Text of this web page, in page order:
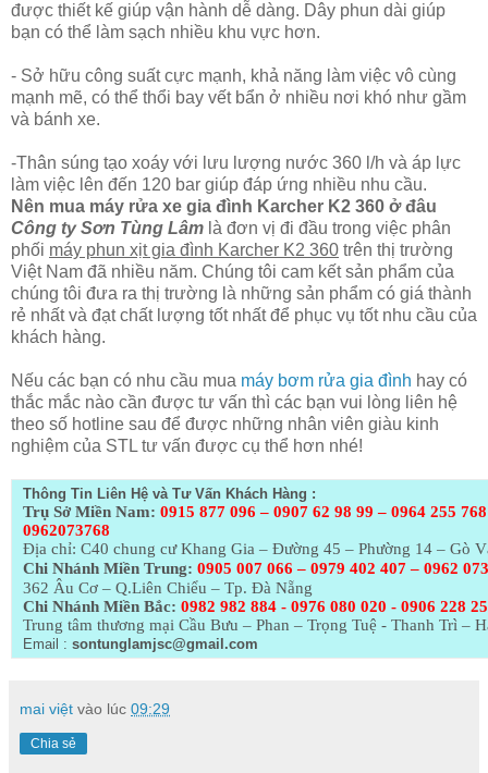
được thiết kế giúp vận hành dễ dàng. Dây phun dài giúp
bạn có thể làm sạch nhiều khu vực hơn.
- Sở hữu công suất cực mạnh, khả năng làm việc vô cùng
mạnh mẽ, có thể thổi bay vết bẩn ở nhiều nơi khó như gầm
và bánh xe.
-Thân súng tạo xoáy với lưu lượng nước 360 l/h và áp lực
làm việc lên đến 120 bar giúp đáp ứng nhiều nhu cầu.
Nên mua máy rửa xe gia đình Karcher K2 360 ở đâu
Công ty Sơn Tùng Lâm là đơn vị đi đầu trong việc phân
phối máy phun xịt gia đình Karcher K2 360 trên thị trường
Việt Nam đã nhiều năm. Chúng tôi cam kết sản phẩm của
chúng tôi đưa ra thị trường là những sản phẩm có giá thành
rẻ nhất và đạt chất lượng tốt nhất để phục vụ tốt nhu cầu của
khách hàng.
Nếu các bạn có nhu cầu mua máy bơm rửa gia đình hay có
thắc mắc nào cần được tư vấn thì các bạn vui lòng liên hệ
theo số hotline sau để được những nhân viên giàu kinh
nghiệm của STL tư vấn được cụ thể hơn nhé!
Thông Tin Liên Hệ và Tư Vấn Khách Hàng :
Trụ Sở Miền Nam: 0915 877 096 – 0907 62 98 99 – 0964 255
0962073768
Địa chỉ: C40 chung cư Khang Gia – Đường 45 – Phường 14 – Gò
Chi Nhánh Miền Trung: 0905 007 066 – 0979 402 407 – 0962 073
362 Âu Cơ – Q.Liên Chiểu – Tp. Đà Nẵng
Chi Nhánh Miền Bắc: 0982 982 884 - 0976 080 020 - 0906 228
Trung tâm thương mại Cầu Bưu – Phan – Trọng Tuệ - Thanh Trì –
Email : sontunglamjsc@gmail.com
mai việt vào lúc 09:29
Chia sẻ